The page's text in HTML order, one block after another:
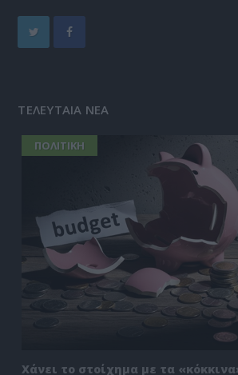
ΤΕΛΕΥΤΑΙΑ ΝΕΑ
ΠΟΛΙΤΙΚΗ
Χάνει το στοίχημα με τα